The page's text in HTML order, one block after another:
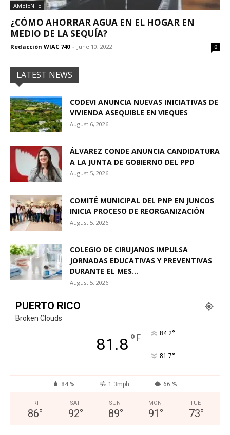
AMBIENTE
¿CÓMO AHORRAR AGUA EN EL HOGAR EN
MEDIO DE LA SEQUÍA?
Redacción WIAC 740 - June 10, 2022 0
LATEST NEWS
CODEVI ANUNCIA NUEVAS INICIATIVAS DE
VIVIENDA ASEQUIBLE EN VIEQUES
August 6, 2026
ÁLVAREZ CONDE ANUNCIA CANDIDATURA
A LA JUNTA DE GOBIERNO DEL PPD
August 5, 2026
COMITÉ MUNICIPAL DEL PNP EN JUNCOS
INICIA PROCESO DE REORGANIZACIÓN
August 5, 2026
COLEGIO DE CIRUJANOS IMPULSA
JORNADAS EDUCATIVAS Y PREVENTIVAS
DURANTE EL MES...
August 5, 2026
PUERTO RICO
Broken Clouds
81.8° F 84.2°
81.7°
84 % 1.3mph 66 %
FRI
86°
SAT
92°
SUN
89°
MON
91 °
TUE
73°